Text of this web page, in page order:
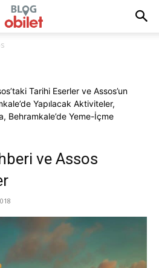
Tarihi Eserler ve Assos’un
Yapılacak Aktiviteler,
Behramkale’de Yeme-İçme
ve Assos